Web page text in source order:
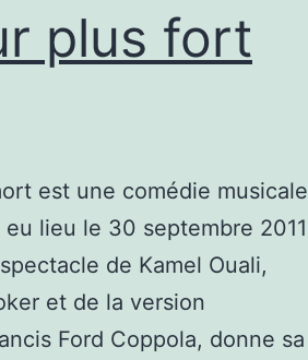
plus fort
est une comédie musicale
lieu le 30 septembre 2011
de Kamel Ouali,
et de la version
Ford Coppola, donne sa